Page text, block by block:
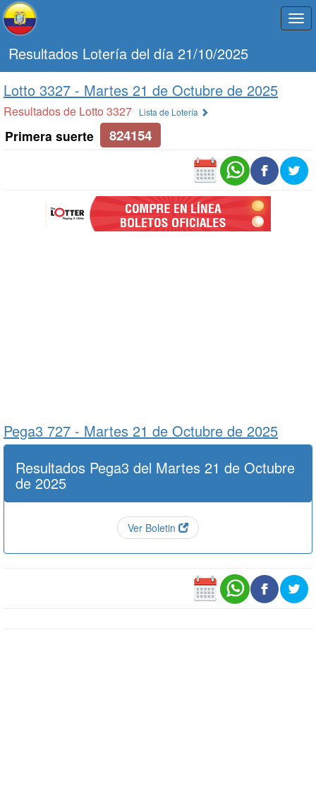
Resultados Lotería del día 21/10/2025
Lotto 3327 - Martes 21 de Octubre de 2025
Resultados de Lotto 3327 Lista de Lotería
Primera suerte 824154
Pega3 727 - Martes 21 de Octubre de 2025
Resultados Pega3 del Martes 21 de Octubre
de 2025
Ver Boletin